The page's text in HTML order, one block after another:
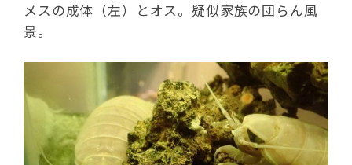
メスの成体（左）とオス。疑似家族の団らん風
景。